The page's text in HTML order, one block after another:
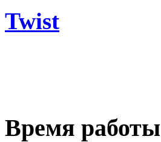
Twist
Время работы